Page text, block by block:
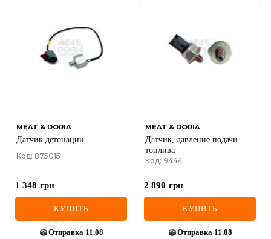
MEAT & DORIA
Датчик детонации
Код: 875015
1 348 грн
КУПИТЬ
Отправка 11.08
MEAT & DORIA
Датчик, давление подачи
топлива
Код: 9444
2 890 грн
КУПИТЬ
Отправка 11.08